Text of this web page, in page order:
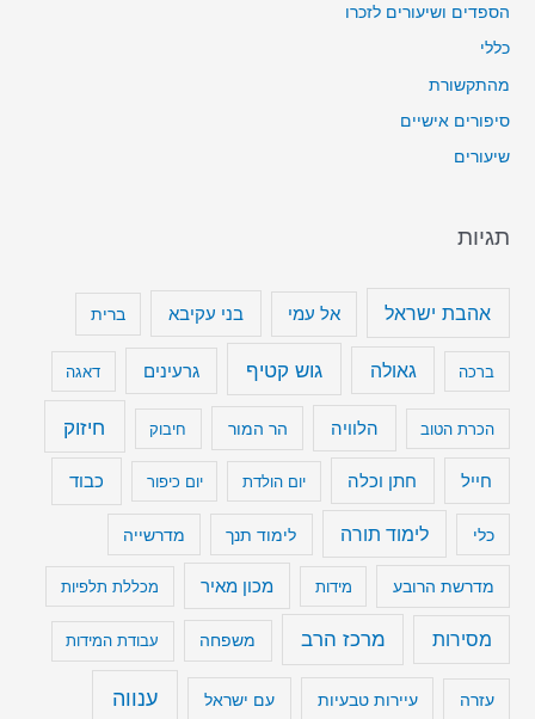
הספדים ושיעורים לזכרו
כללי
מהתקשורת
סיפורים אישיים
שיעורים
תגיות
אהבת ישראל אל עמי בני עקיבא ברית
ברכה גאולה גוש קטיף גרעינים דאגה
הכרת הטוב הלוויה הר המור חיבוק חיזוק
חייל חתן וכלה יום הולדת יום כיפור כבוד
כלי לימוד תורה לימוד תנך מדרשייה
מדרשת הרובע מידות מכון מאיר מכללת תלפיות
מסירות מרכז הרב משפחה עבודת המידות
עזרה עיירות טבעיות עם ישראל ענווה